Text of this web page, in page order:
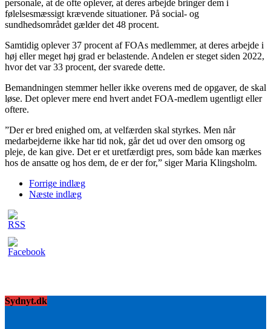
personale, at de ofte oplever, at deres arbejde bringer dem i
følelsesmæssigt krævende situationer. På social- og
sundhedsområdet gælder det 48 procent.
Samtidig oplever 37 procent af FOAs medlemmer, at deres arbejde i
høj eller meget høj grad er belastende. Andelen er steget siden 2022,
hvor det var 33 procent, der svarede dette.
Bemandningen stemmer heller ikke overens med de opgaver, de skal
løse. Det oplever mere end hvert andet FOA-medlem ugentligt eller
oftere.
”Der er bred enighed om, at velfærden skal styrkes. Men når
medarbejderne ikke har tid nok, går det ud over den omsorg og
pleje, de kan give. Det er et uretfærdigt pres, som både kan mærkes
hos de ansatte og hos dem, de er der for,” siger Maria Klingsholm.
Forrige indlæg
Næste indlæg
Sydnyt.dk